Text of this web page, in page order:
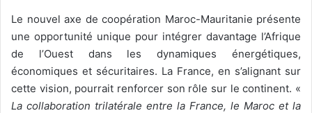
Le nouvel axe de coopération Maroc-Mauritanie présente
une opportunité unique pour intégrer davantage l’Afrique
de l’Ouest dans les dynamiques énergétiques,
économiques et sécuritaires. La France, en s’alignant sur
cette vision, pourrait renforcer son rôle sur le continent. «
La collaboration trilatérale entre la France, le Maroc et la